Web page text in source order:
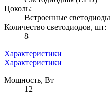
Цоколь:
Встроенные светодиоды
Количество светодиодов, шт:
8
Характеристики
Характеристики
Мощность, Вт
12